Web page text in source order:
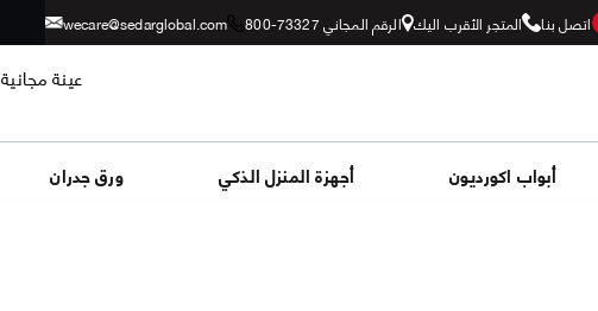
wecare@sedarglobal.com الرقم المجاني 73327-800 المتجر الأقرب اليك اتصل بنا
عينة مجانية
ورق جدران أجهزة المنزل الذكي أبواب اكورديون